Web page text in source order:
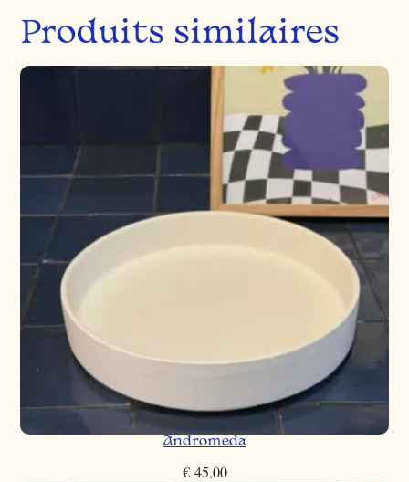
a
a
a
l
Produits similaires
Andromeda
€45,00